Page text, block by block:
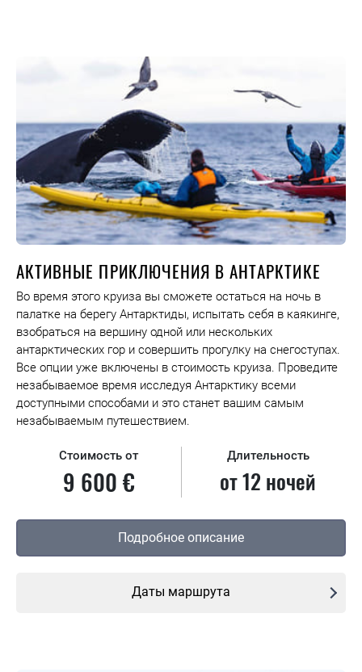
АКТИВНЫЕ ПРИКЛЮЧЕНИЯ В АНТАРКТИКЕ
Во время этого круиза вы сможете остаться на ночь в
палатке на берегу Антарктиды, испытать себя в каякинге,
взобраться на вершину одной или нескольких
антарктических гор и совершить прогулку на снегоступах.
Все опции уже включены в стоимость круиза. Проведите
незабываемое время исследуя Антарктику всеми
доступными способами и это станет вашим самым
незабываемым путешествием.
Стоимость от
9 600 €
Длительность
от 12 ночей
Подробное описание
Даты маршрута